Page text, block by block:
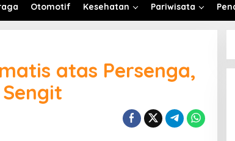
Otomotif Kesehatan Pariwisata
atas Persenga,